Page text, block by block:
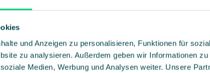
und Anzeigen zu personalisieren, Funktionen für
zu analysieren. Außerdem geben wir Informationen
Medien, Werbung und Analysen weiter. Unsere
Bühne für